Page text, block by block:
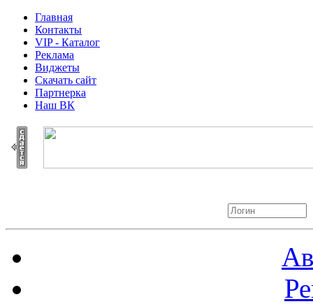
Главная
Контакты
VIP - Каталог
Реклама
Виджеты
Скачать сайт
Партнерка
Наш ВК